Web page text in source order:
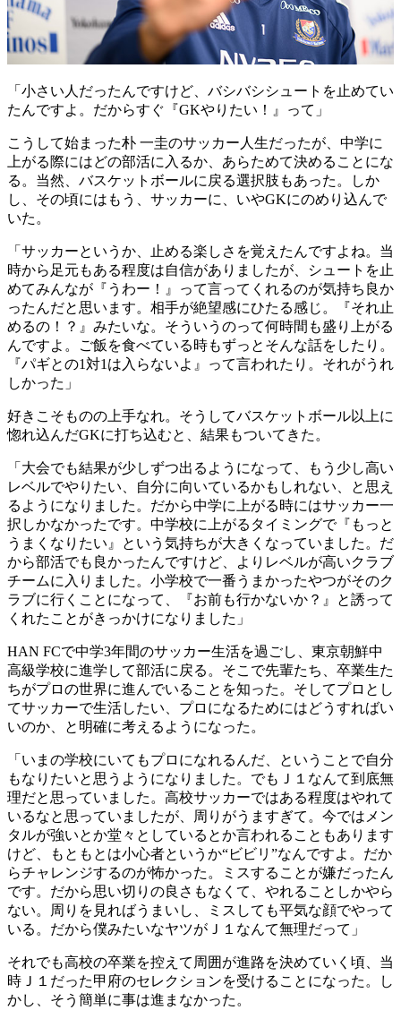
「小さい人だったんですけど、バシバシシュートを止めてい
たんですよ。だからすぐ『GKやりたい！』って」
こうして始まった朴 一圭のサッカー人生だったが、中学に
上がる際にはどの部活に入るか、あらためて決めることにな
る。当然、バスケットボールに戻る選択肢もあった。しか
し、その頃にはもう、サッカーに、いやGKにのめり込んで
いた。
「サッカーというか、止める楽しさを覚えたんですよね。当
時から足元もある程度は自信がありましたが、シュートを止
めてみんなが『うわー！』って言ってくれるのが気持ち良か
ったんだと思います。相手が絶望感にひたる感じ。『それ止
めるの！？』みたいな。そういうのって何時間も盛り上がる
んですよ。ご飯を食べている時もずっとそんな話をしたり。
『パギとの1対1は入らないよ』って言われたり。それがうれ
しかった」
好きこそものの上手なれ。そうしてバスケットボール以上に
惚れ込んだGKに打ち込むと、結果もついてきた。
「大会でも結果が少しずつ出るようになって、もう少し高い
レベルでやりたい、自分に向いているかもしれない、と思え
るようになりました。だから中学に上がる時にはサッカー一
択しかなかったです。中学校に上がるタイミングで『もっと
うまくなりたい』という気持ちが大きくなっていました。だ
から部活でも良かったんですけど、よりレベルが高いクラブ
チームに入りました。小学校で一番うまかったやつがそのク
ラブに行くことになって、『お前も行かないか？』と誘って
くれたことがきっかけになりました」
HAN FCで中学3年間のサッカー生活を過ごし、東京朝鮮中
高級学校に進学して部活に戻る。そこで先輩たち、卒業生た
ちがプロの世界に進んでいることを知った。そしてプロとし
てサッカーで生活したい、プロになるためにはどうすればい
いのか、と明確に考えるようになった。
「いまの学校にいてもプロになれるんだ、ということで自分
もなりたいと思うようになりました。でもＪ１なんて到底無
理だと思っていました。高校サッカーではある程度はやれて
いるなと思っていましたが、周りがうますぎて。今ではメン
タルが強いとか堂々としているとか言われることもあります
けど、もともとは小心者というか“ビビリ”なんですよ。だか
らチャレンジするのが怖かった。ミスすることが嫌だったん
です。だから思い切りの良さもなくて、やれることしかやら
ない。周りを見ればうまいし、ミスしても平気な顔でやって
いる。だから僕みたいなヤツがＪ１なんて無理だって」
それでも高校の卒業を控えて周囲が進路を決めていく頃、当
時Ｊ１だった甲府のセレクションを受けることになった。し
かし、そう簡単に事は進まなかった。